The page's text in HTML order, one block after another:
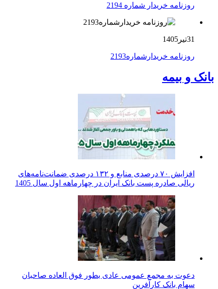
روزنامه خریدار شماره 2194
31تیر1405
روزنامه خریدارشماره2193
بانک و بیمه
افزایش ۷۰ درصدی منابع و ۱۳۲ درصدی ضمانت‌نامه‌های
ریالی صادره پست بانک ایران در چهارماهه اول سال 1405
دعوت به مجمع عمومی عادی بطور فوق العاده صاحبان
سهام بانک کارآفرین